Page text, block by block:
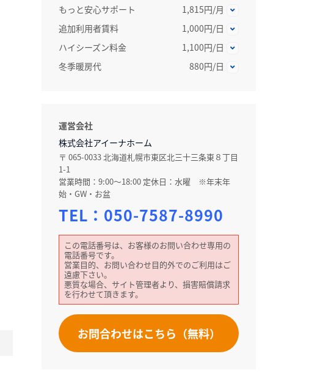
もっと安心サポート
1,815円/月
追加利用者賃料
1,000円/日
ハイシーズン料金
1,100円/日
冬季暖房代
880円/日
運営会社
株式会社アイーナホーム
〒 065-0033 北海道札幌市東区北三十三条東８丁目
1-1
営業時間：9:00～18:00 定休日：水曜 ※年末年
始・GW・お盆
TEL： 050-7587-8990
この電話番号は、お客様のお問い合わせ専用の
電話番号です。
営業目的、お問い合わせ目的外でのご利用はご
遠慮下さい。
悪質な場合、サイト管理者より、損害賠償請求
を行わせて頂きます。
お問合わせはこちら（無料）